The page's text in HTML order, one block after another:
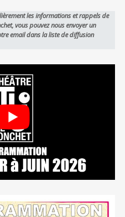
les informations et rappels de
vous pouvez nous envoyer un
email dans la liste de diffusion